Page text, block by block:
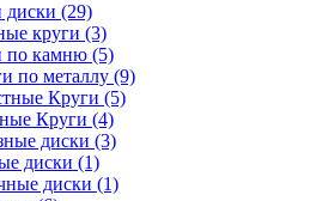
диски (29)
круги (3)
по камню (5)
по металлу (9)
Круги (5)
Круги (4)
диски (3)
диски (1)
диски (1)